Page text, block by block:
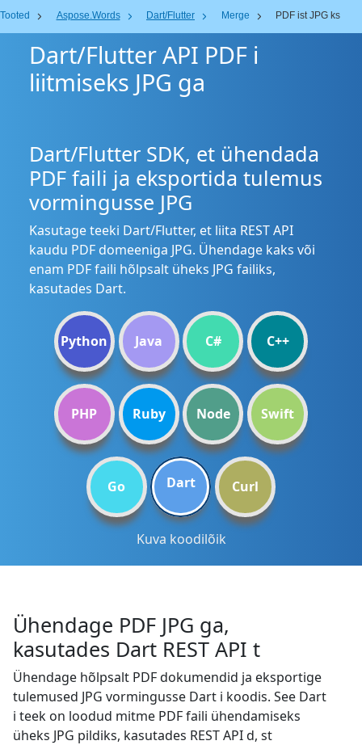
Tooted Aspose.Words Dart/Flutter Merge PDF ist JPG ks
Dart/Flutter API PDF i
liitmiseks JPG ga
Dart/Flutter SDK, et ühendada
PDF faili ja eksportida tulemus
vormingusse JPG
Kasutage teeki Dart/Flutter, et liita REST API
kaudu PDF domeeniga JPG. Ühendage kaks või
enam PDF faili hõlpsalt üheks JPG failiks,
kasutades Dart.
Python Java C# C++
PHP Ruby Node Swift
Go Dart Curl
Kuva koodilõik
Ühendage PDF JPG ga,
kasutades Dart REST API t
Ühendage hõlpsalt PDF dokumendid ja eksportige
tulemused JPG vormingusse Dart i koodis. See Dart
i teek on loodud mitme PDF faili ühendamiseks
üheks JPG pildiks, kasutades REST API d, st